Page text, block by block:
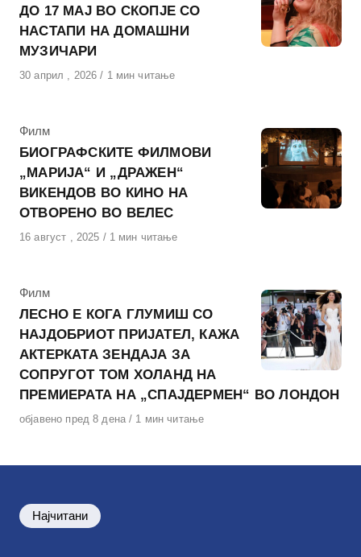
ДО 17 МАЈ ВО СКОПЈЕ СО
НАСТАПИ НА ДОМАШНИ
МУЗИЧАРИ
Објавено
30 април , 2026 1 мин читање
КАтегорија
Филм
БИОГРАФСКИТЕ ФИЛМОВИ
„МАРИЈА“ И „ДРАЖЕН“
ВИКЕНДОВ ВО КИНО НА
ОТВОРЕНО ВО ВЕЛЕС
Објавено
16 август , 2025 1 мин читање
КАтегорија
Филм
ЛЕСНО Е КОГА ГЛУМИШ СО
НАЈДОБРИОТ ПРИЈАТЕЛ, КАЖА
АКТЕРКАТА ЗЕНДАЈА ЗА
СОПРУГОТ ТОМ ХОЛАНД НА
ПРЕМИЕРАТА НА „СПАЈДЕРМЕН“ ВО ЛОНДОН
Објавено
објавено пред 8 дена 1 мин читање
Најчитани